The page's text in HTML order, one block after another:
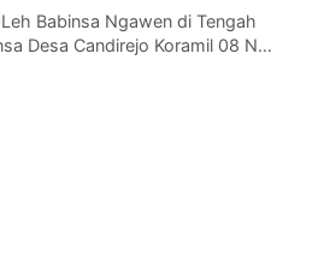
Babinsa Ngawen di Tengah
Desa Candirejo Koramil 08 N…